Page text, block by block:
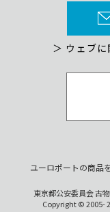
＞ ウェブ
ユーロポートの商品
東京都公安委員会 古
Copyright © 2005-